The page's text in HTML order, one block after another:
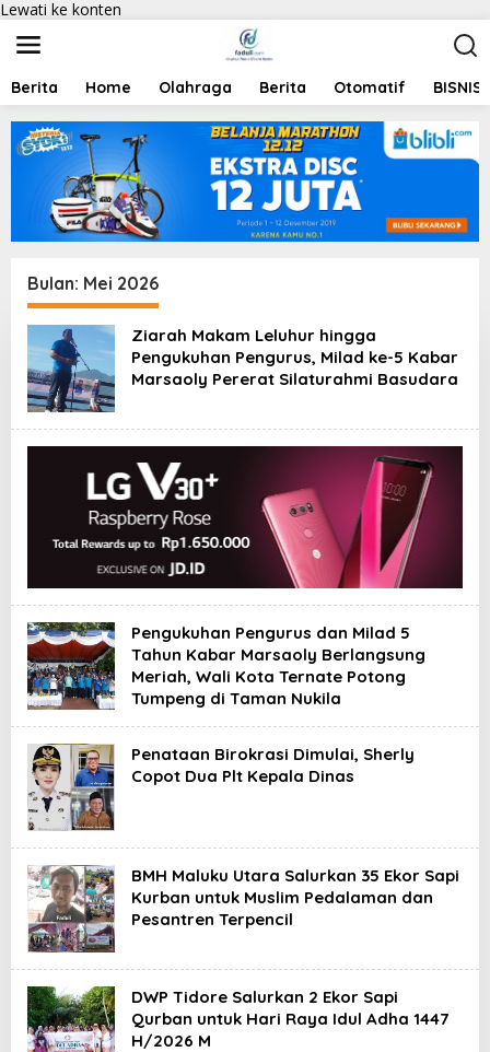
Lewati ke konten
Berita Home Olahraga Berita Otomatif BISNIS
Bulan: Mei 2026
Ziarah Makam Leluhur hingga
Pengukuhan Pengurus, Milad ke-5 Kabar
Marsaoly Pererat Silaturahmi Basudara
Pengukuhan Pengurus dan Milad 5
Tahun Kabar Marsaoly Berlangsung
Meriah, Wali Kota Ternate Potong
Tumpeng di Taman Nukila
Penataan Birokrasi Dimulai, Sherly
Copot Dua Plt Kepala Dinas
BMH Maluku Utara Salurkan 35 Ekor Sapi
Kurban untuk Muslim Pedalaman dan
Pesantren Terpencil
DWP Tidore Salurkan 2 Ekor Sapi
Qurban untuk Hari Raya Idul Adha 1447
H/2026 M